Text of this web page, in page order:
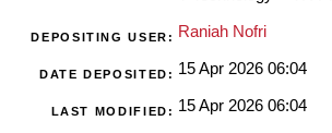
DEPOSITING USER: Raniah Nofri
DATE DEPOSITED: 15 Apr 2026 06:04
LAST MODIFIED: 15 Apr 2026 06:04